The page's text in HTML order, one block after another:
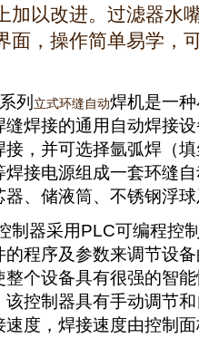
加以改进。过滤器水
面，操作简单易学，
系列 立式环缝自动焊机是一
缝焊接的通用自动焊接
接，并可选择氩弧焊（
焊接电源组成一套环缝
器、储液筒、不锈钢浮球
制器采用PLC可编程控
的程序及参数来调节设
整个设备具有很强的智
该控制器具有手动调节
速度，焊接速度由控制